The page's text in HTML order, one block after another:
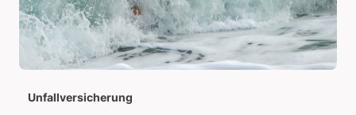
Unfallversicherung